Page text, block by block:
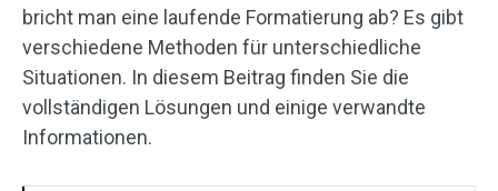
bricht man eine laufende Formatierung ab? Es gibt
verschiedene Methoden für unterschiedliche
Situationen. In diesem Beitrag finden Sie die
vollständigen Lösungen und einige verwandte
Informationen.